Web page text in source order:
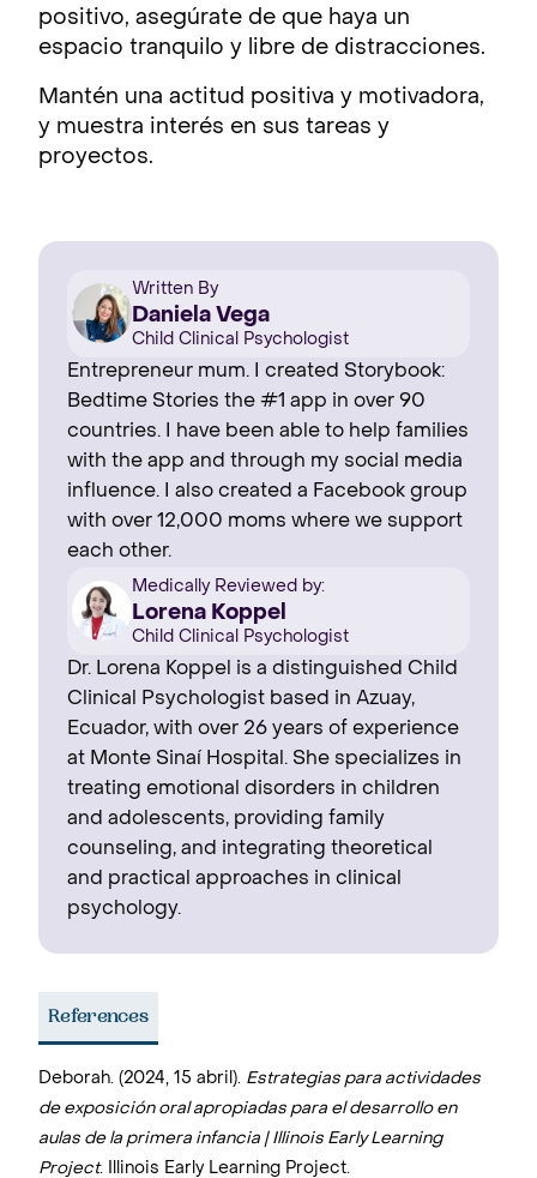
positivo, asegúrate de que haya un
espacio tranquilo y libre de distracciones.
Mantén una actitud positiva y motivadora,
y muestra interés en sus tareas y
proyectos.
Written By
Daniela Vega
Child Clinical Psychologist
Entrepreneur mum. I created Storybook:
Bedtime Stories the #1 app in over 90
countries. I have been able to help families
with the app and through my social media
influence. I also created a Facebook group
with over 12,000 moms where we support
each other.
Medically Reviewed by:
Lorena Koppel
Child Clinical Psychologist
Dr. Lorena Koppel is a distinguished Child
Clinical Psychologist based in Azuay,
Ecuador, with over 26 years of experience
at Monte Sinaí Hospital. She specializes in
treating emotional disorders in children
and adolescents, providing family
counseling, and integrating theoretical
and practical approaches in clinical
psychology.
References
Deborah. (2024, 15 abril). Estrategias para actividades
de exposición oral apropiadas para el desarrollo en
aulas de la primera infancia | Illinois Early Learning
Project. Illinois Early Learning Project.